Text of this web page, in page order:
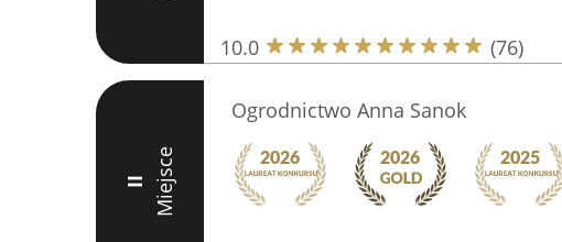
10.0 (76)
II Miejsce
Ogrodnictwo Anna Sanok